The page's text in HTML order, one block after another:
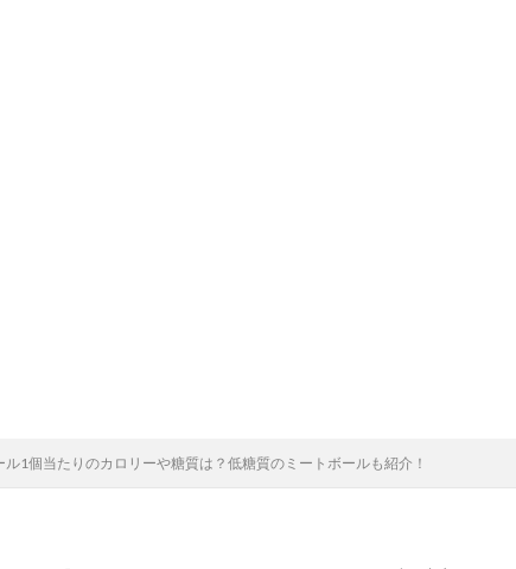
ル1個当たりのカロリーや糖質は？低糖質のミートボールも紹介！